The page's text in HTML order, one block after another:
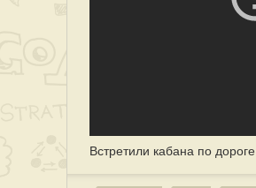
Встретили кабана по